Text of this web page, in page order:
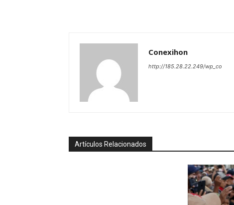
Conexihon
http://185.28.22.249/wp_co
Artículos Relacionados